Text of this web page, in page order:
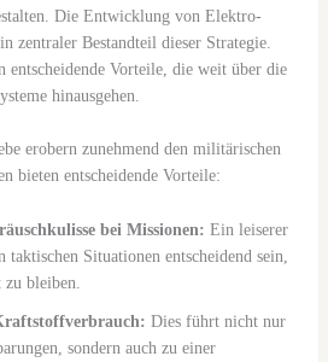
Die Entwicklung von Elektro-
zentraler Bestandteil dieser Strategie.
entscheidende Vorteile, die weit über die
hinausgehen.
erobern zunehmend den militärischen
bieten entscheidende Vorteile:
bei Missionen: Ein leiserer
taktischen Situationen entscheidend sein,
bleiben.
Dies führt nicht nur
sondern auch zu einer